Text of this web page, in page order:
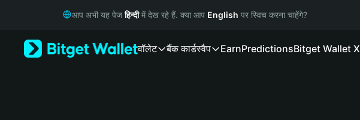
Русский
आप अभी यह पेजहिन्दीमें देख रहे हैं. क्या आप English पर स्विच करना चाहेंगे?
वॉलेट बैंक कार्डस्वैप EarnPredictionsBitget Wallet X